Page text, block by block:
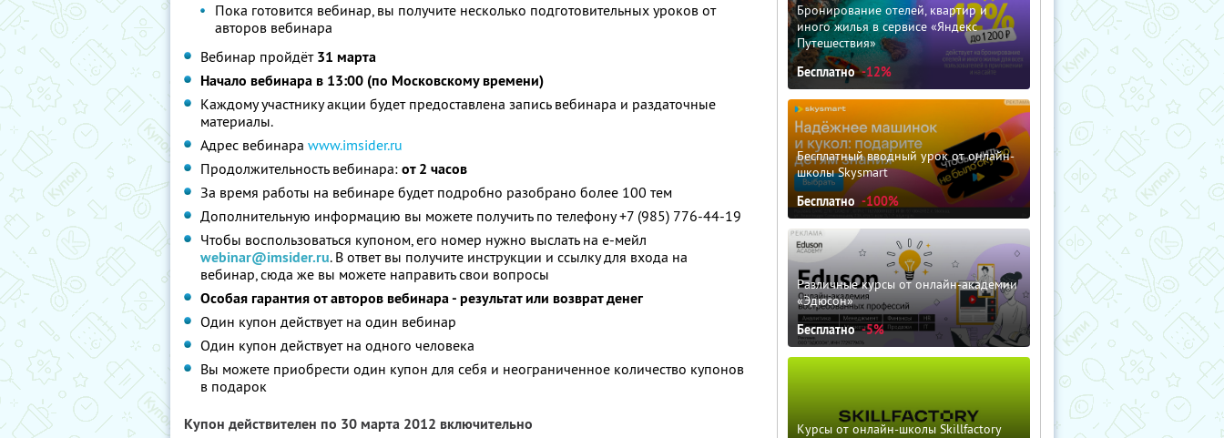
Пока готовится вебинар, вы получите несколько подготовительных уроков от
авторов вебинара
Вебинар пройдёт 31 марта
Начало вебинара в 13:00 (по Московскому времени)
Каждому участнику акции будет предоставлена запись вебинара и раздаточные
материалы.
Адрес вебинара www.imsider.ru
Продолжительность вебинара: от 2 часов
За время работы на вебинаре будет подробно разобрано более 100 тем
Дополнительную информацию вы можете получить по телефону +7 (985) 776-44-19
Чтобы воспользоваться купоном, его номер нужно выслать на е-мейл
webinar@imsider.ru. В ответ вы получите инструкции и ссылку для входа на
вебинар, сюда же вы можете направить свои вопросы
Особая гарантия от авторов вебинара - результат или возврат денег
Один купон действует на один вебинар
Один купон действует на одного человека
Вы можете приобрести один купон для себя и неограниченное количество купонов
в подарок
Купон действителен по 30 марта 2012 включительно
Бронирование отелей, квартир и
иного жилья в сервисе «Яндекс
Путешествия»
Бесплатно -12%
Бесплатный вводный урок от онлайн-
школы Skysmart
Бесплатно -100%
Различные курсы от онлайн-академии
«Эдюсон»
Бесплатно -5%
Курсы от онлайн-школы Skillfactory